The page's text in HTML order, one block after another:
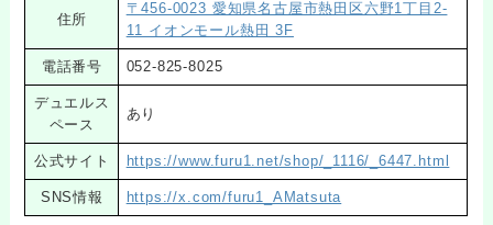
住所
〒456-0023 愛知県名古屋市熱田区六野1丁目2-
11 イオンモール熱田 3F
電話番号 052-825-8025
デュエルス
ペース
あり
公式サイト https://www.furu1.net/shop/_1116/_6447.html
SNS情報 https://x.com/furu1_AMatsuta